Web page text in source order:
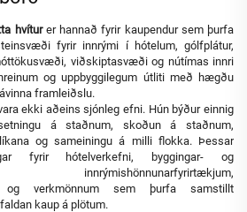
hvítur er hannað fyrir kaupendur sem þurfa
fyrir innrými í hótelum, gólfplátur,
viðskiptasvæði og nútímas innri
og uppbyggilegum útliti með hægðu
framleiðslu.
ekki aðeins sjónleg efni. Hún býður einnig
á staðnum, skoðun á staðnum,
og sameiningu á milli flokka. Þessar
fyrir hótelverkefni, byggingar- og
innrýmishönnunarfyrirtækjum,
og verkmönnum sem þurfa samstillt
kaup á plötum.